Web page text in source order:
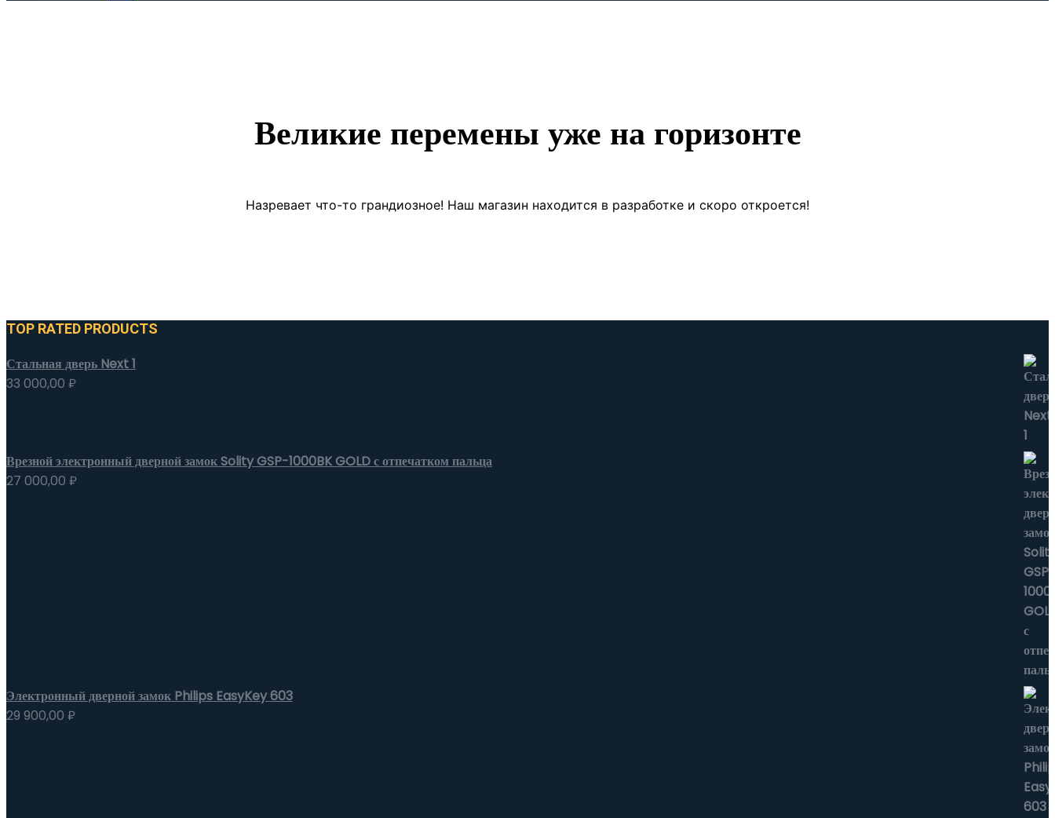
Великие перемены уже на горизонте
Назревает что-то грандиозное! Наш магазин находится в разработке и скоро откроется!
TOP RATED PRODUCTS
Стальная дверь Next 1
33 000,00 ₽
Врезной электронный дверной замок Solity GSP-1000BK GOLD с отпечатком пальца
27 000,00 ₽
Электронный дверной замок Philips EasyKey 603
29 900,00 ₽